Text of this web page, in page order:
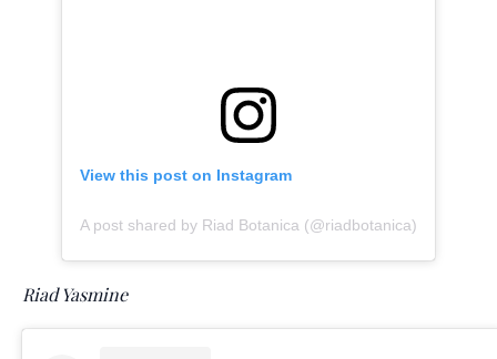
View this post on Instagram
A post shared by Riad Botanica (@riadbotanica)
Riad Yasmine